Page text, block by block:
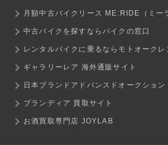
月額中古バイクリース ME:RIDE（ミー
中古バイクを探すならバイクの窓口
レンタルバイクに乗るならモトオークレ
ギャラリーレア 海外通販サイト
日本ブランドアドバンスドオークション
ブランディア 買取サイト
お酒買取専門店 JOYLAB